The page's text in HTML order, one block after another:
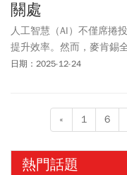
關處
人工智慧（AI）不僅席捲
提升效率。然而，麥肯錫
正能將AI轉化為企業級競
日期：2025-12-24
« 1 6
熱門話題